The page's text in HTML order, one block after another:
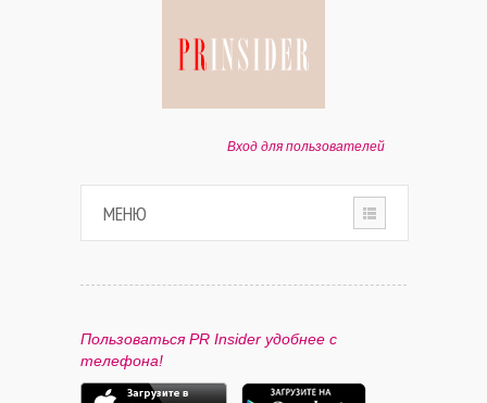
Вход для пользователей
МЕНЮ
ПАРТНЕРАМ
Пользоваться PR Insider удобнее с
телефона!